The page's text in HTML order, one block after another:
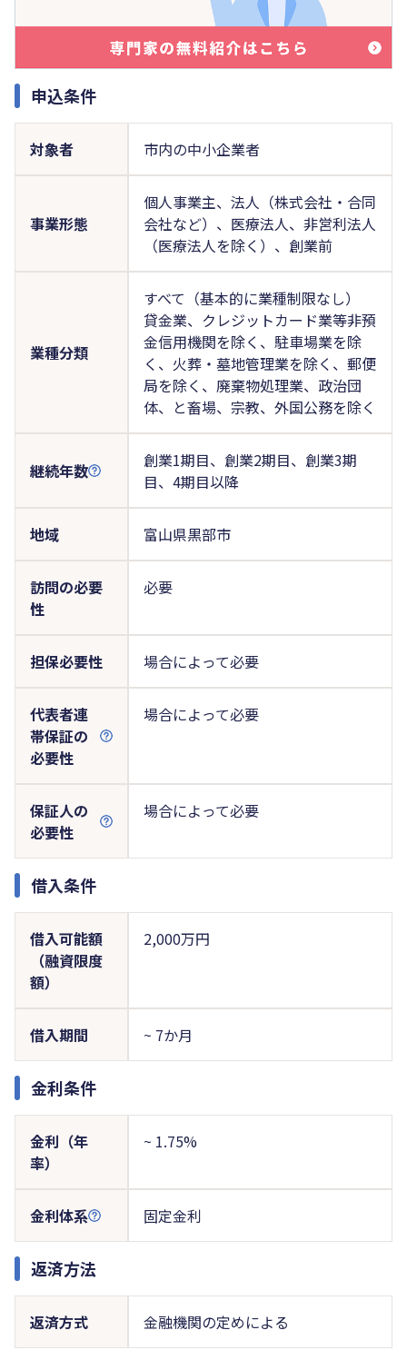
申込条件
対象者 市内の中小企業者
事業形態
個人事業主、法人（株式会社・合同
会社など）、医療法人、非営利法人
（医療法人を除く）、創業前
業種分類
すべて（基本的に業種制限なし）
貸金業、クレジットカード業等非預
金信用機関を除く、駐車場業を除
く、火葬・墓地管理業を除く、郵便
局を除く、廃棄物処理業、政治団
体、と畜場、宗教、外国公務を除く
継続年数
創業1期目、創業2期目、創業3期
目、4期目以降
地域 富山県黒部市
訪問の必要
性
必要
担保必要性 場合によって必要
代表者連
帯保証の
必要性
場合によって必要
保証人の
必要性
場合によって必要
借入条件
借入可能額
（融資限度
額）
2,000万円
借入期間 ~ 7か月
金利条件
金利（年
率）
~ 1.75%
金利体系 固定金利
返済方法
返済方式 金融機関の定めによる